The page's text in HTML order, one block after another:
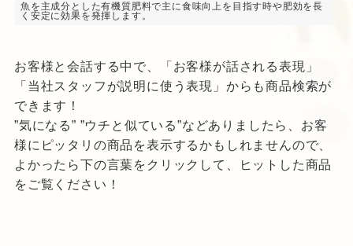
魚を主成分とした有機質肥料で主に食味向上を目指す時や肥効を長
く安定に効果を発揮します。
お客様と会話する中で、「お客様が話される表現」
「当社スタッフが説明に使う表現」からも商品検索が
できます！
”気になる” ”ウチと似ている”などありましたら、お客
様にピッタリの商品を表示するかもしれませんので、
よかったら下の言葉をクリックして、ヒットした商品
をご覧ください！